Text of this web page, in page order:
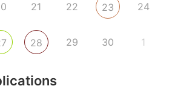
21 22 23 24
28 29 30 1